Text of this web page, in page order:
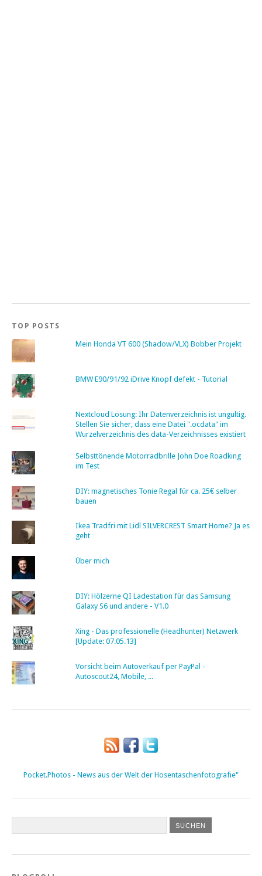
TOP POSTS
Mein Honda VT 600 (Shadow/VLX) Bobber Projekt
BMW E90/91/92 iDrive Knopf defekt - Tutorial
Nextcloud Lösung: Ihr Datenverzeichnis ist ungültig.
Stellen Sie sicher, dass eine Datei ".ocdata" im
Wurzelverzeichnis des data-Verzeichnisses existiert
Selbsttönende Motorradbrille John Doe Roadking
im Test
DIY: magnetisches Tonie Regal für ca. 25€ selber
bauen
Ikea Tradfri mit Lidl SILVERCREST Smart Home? Ja es
geht
Über mich
DIY: Hölzerne QI Ladestation für das Samsung
Galaxy S6 und andere - V1.0
Xing - Das professionelle (Headhunter) Netzwerk
[Update: 07.05.13]
Vorsicht beim Autoverkauf per PayPal -
Autoscout24, Mobile, ...
Pocket.Photos - News aus der Welt der Hosentaschenfotografie"